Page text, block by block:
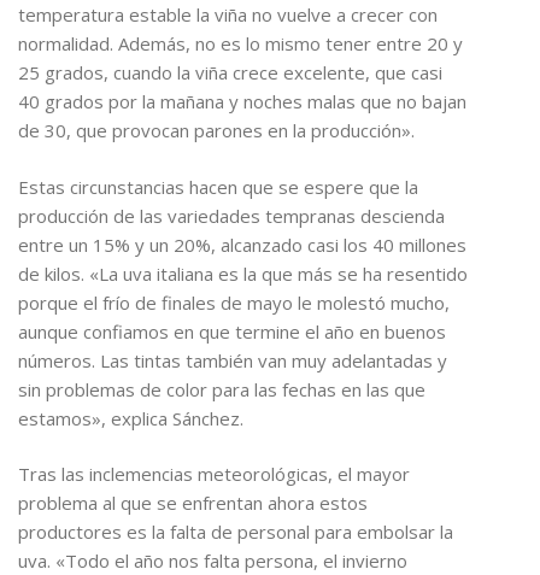
temperatura estable la viña no vuelve a crecer con
normalidad. Además, no es lo mismo tener entre 20 y
25 grados, cuando la viña crece excelente, que casi
40 grados por la mañana y noches malas que no bajan
de 30, que provocan parones en la producción».
Estas circunstancias hacen que se espere que la
producción de las variedades tempranas descienda
entre un 15% y un 20%, alcanzado casi los 40 millones
de kilos. «La uva italiana es la que más se ha resentido
porque el frío de finales de mayo le molestó mucho,
aunque confiamos en que termine el año en buenos
números. Las tintas también van muy adelantadas y
sin problemas de color para las fechas en las que
estamos», explica Sánchez.
Tras las inclemencias meteorológicas, el mayor
problema al que se enfrentan ahora estos
productores es la falta de personal para embolsar la
uva. «Todo el año nos falta persona, el invierno